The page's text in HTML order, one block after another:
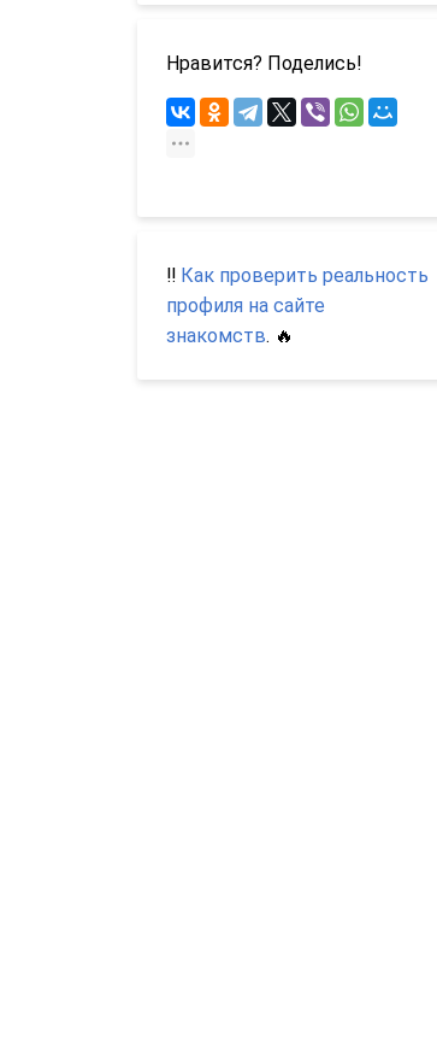
Нравится? Поделись!
‼️ Как проверить реальность
профиля на сайте
знакомств. 🔥